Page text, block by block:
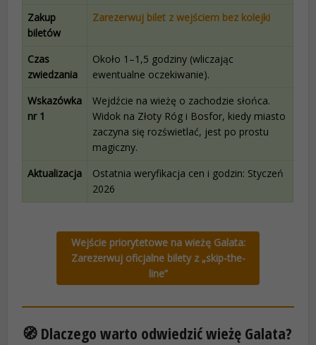
Zakup
biletów
Zarezerwuj bilet z wejściem bez kolejki
Czas
zwiedzania
Około 1–1,5 godziny (wliczając
ewentualne oczekiwanie).
Wskazówka
nr 1
Wejdźcie na wieżę o zachodzie słońca.
Widok na Złoty Róg i Bosfor, kiedy miasto
zaczyna się rozświetlać, jest po prostu
magiczny.
Aktualizacja
Ostatnia weryfikacja cen i godzin: Styczeń
2026
Wejście priorytetowe na wieżę Galata:
Zarezerwuj oficjalne bilety z „skip-the-
line”
🧭 Dlaczego warto odwiedzić wieżę Galata?